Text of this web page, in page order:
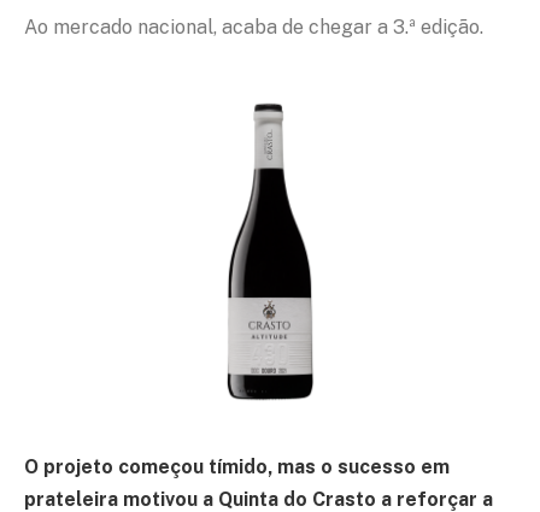
Ao mercado nacional, acaba de chegar a 3.ª edição.
O projeto começou tímido, mas o sucesso em
prateleira motivou a Quinta do Crasto a reforçar a